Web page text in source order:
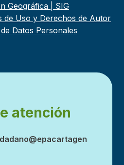
Geográfica | SIG
de Uso y Derechos de Autor
Datos Personales
atención